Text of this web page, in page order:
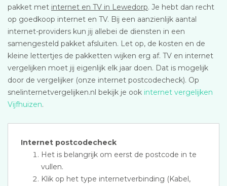
pakket met internet en TV in Lewedorp. Je hebt dan recht
op goedkoop internet en TV. Bij een aanzienlijk aantal
internet-providers kun jij allebei de diensten in een
samengesteld pakket afsluiten. Let op, de kosten en de
kleine lettertjes de pakketten wijken erg af. TV en internet
vergelijken moet jij eigenlijk elk jaar doen. Dat is mogelijk
door de vergelijker (onze internet postcodecheck). Op
snelinternetvergelijken.nl bekijk je ook internet vergelijken
Vijfhuizen.
Internet postcodecheck
Het is belangrijk om eerst de postcode in te
vullen.
Klik op het type internetverbinding (Kabel,